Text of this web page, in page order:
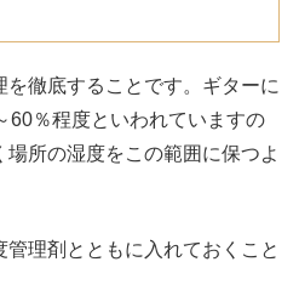
徹底することです。ギターに
60％程度といわれていますの
所の湿度をこの範囲に保つよ
理剤とともに入れておくこと